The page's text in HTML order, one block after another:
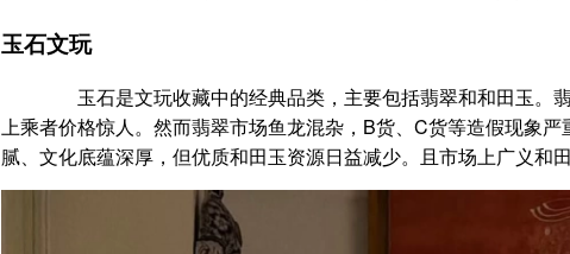
玉石文玩
玉石是文玩收藏中的经典品类，主要包括翡翠和和田玉。
上乘者价格惊人。然而翡翠市场鱼龙混杂，B货、C货等造假现象
腻、文化底蕴深厚，但优质和田玉资源日益减少。且市场上广义和